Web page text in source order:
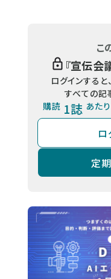
こ
『宣伝会
ログインすると
すべての記
購読 1誌 あた
ロ
定